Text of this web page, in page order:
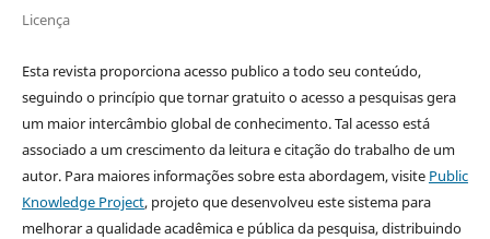
Licença
Esta revista proporciona acesso publico a todo seu conteúdo,
seguindo o princípio que tornar gratuito o acesso a pesquisas gera
um maior intercâmbio global de conhecimento. Tal acesso está
associado a um crescimento da leitura e citação do trabalho de um
autor. Para maiores informações sobre esta abordagem, visite Public
Knowledge Project, projeto que desenvolveu este sistema para
melhorar a qualidade acadêmica e pública da pesquisa, distribuindo